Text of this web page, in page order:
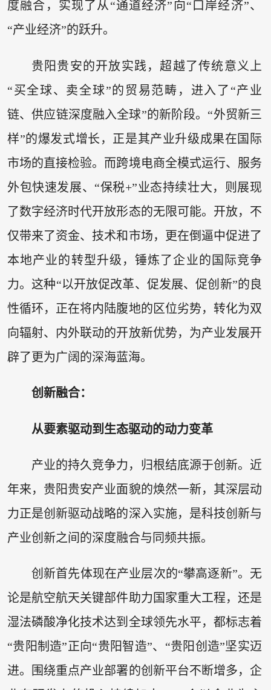
度融合，实现了从“通道经济”向“口岸经济”、
“产业经济”的跃升。
贵阳贵安的开放实践，超越了传统意义上
“买全球、卖全球”的贸易范畴，进入了“产业
链、供应链深度融入全球”的新阶段。“外贸新三
样”的爆发式增长，正是其产业升级成果在国际
市场的直接检验。而跨境电商全模式运行、服务
外包快速发展、“保税+”业态持续壮大，则展现
了数字经济时代开放形态的无限可能。开放，不
仅带来了资金、技术和市场，更在倒逼中促进了
本地产业的转型升级，锤炼了企业的国际竞争
力。这种“以开放促改革、促发展、促创新”的良
性循环，正在将内陆腹地的区位劣势，转化为双
向辐射、内外联动的开放新优势，为产业发展开
辟了更为广阔的深海蓝海。
创新融合：
从要素驱动到生态驱动的动力变革
产业的持久竞争力，归根结底源于创新。近
年来，贵阳贵安产业面貌的焕然一新，其深层动
力正是创新驱动战略的深入实施，是科技创新与
产业创新之间的深度融合与同频共振。
创新首先体现在产业层次的“攀高逐新”。无
论是航空航天关键部件助力国家重大工程，还是
湿法磷酸净化技术达到全球领先水平，都标志着
“贵阳制造”正向“贵阳智造”、“贵阳创造”坚实迈
进。围绕重点产业部署的创新平台不断增多，企